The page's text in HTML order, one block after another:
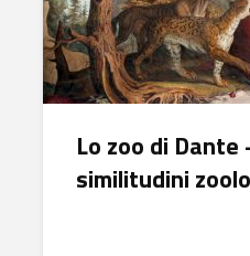
Lo zoo di Dante
similitudini